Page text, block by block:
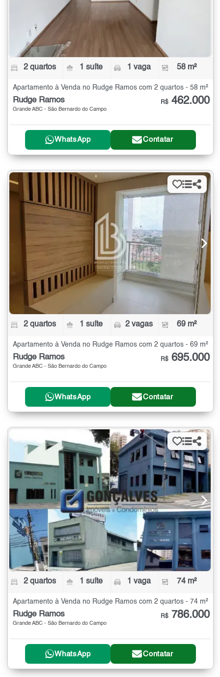
2 quartos 1 suíte 1 vaga 58 m²
Apartamento à Venda no Rudge Ramos com 2 quartos - 58 m²
Rudge Ramos
Grande ABC - São Bernardo do Campo
R$ 462.000
WhatsApp Contatar
2 quartos 1 suíte 2 vagas 69 m²
Apartamento à Venda no Rudge Ramos com 2 quartos - 69 m²
Rudge Ramos
Grande ABC - São Bernardo do Campo
R$ 695.000
WhatsApp Contatar
2 quartos 1 suíte 1 vaga 74 m²
Apartamento à Venda no Rudge Ramos com 2 quartos - 74 m²
Rudge Ramos
Grande ABC - São Bernardo do Campo
R$ 786.000
WhatsApp Contatar